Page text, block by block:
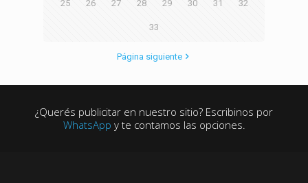
25 26 27 28 29 30 31 32
33
Página siguiente
¿Querés publicitar en nuestro sitio? Escribinos por
WhatsApp y te contamos las opciones.